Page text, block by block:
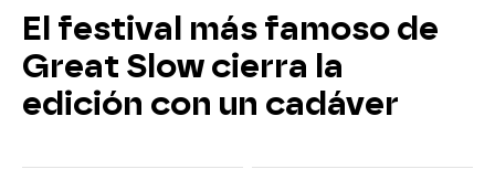
El festival más famoso de
Great Slow cierra la
edición con un cadáver